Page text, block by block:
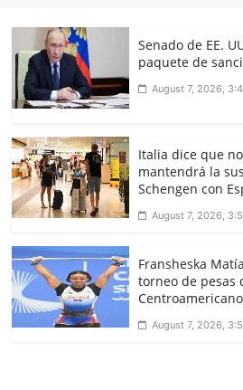
Senado de EE.
paquete de
August 7, 2026,
Italia dice que
mantendrá la
Schengen con
August 7, 2026,
Fransheska
torneo de pesas
August 7, 2026,